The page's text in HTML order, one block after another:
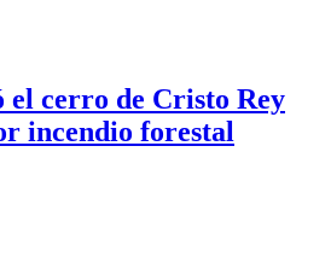
el cerro de Cristo Rey
incendio forestal